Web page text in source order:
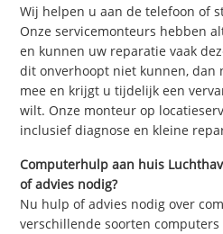
Wij helpen u aan de telefoon of
Onze servicemonteurs hebben
en kunnen uw reparatie vaak
dit onverhoopt niet kunnen, dan
mee en krijgt u tijdelijk een
wilt. Onze monteur op
inclusief diagnose en kleine
Computerhulp aan huis
of advies nodig?
Nu hulp of advies nodig over
verschillende soorten computers